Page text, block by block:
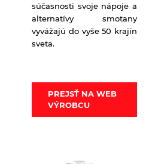
súčasnosti svoje nápoje a
alternatívy smotany
vyvážajú do vyše 50 krajín
sveta.
PREJSŤ NA WEB
VÝROBCU